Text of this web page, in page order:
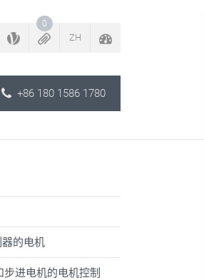
返回配置程序
0
ZH
+86 180 1586 1780
的电机
进电机的电机控制